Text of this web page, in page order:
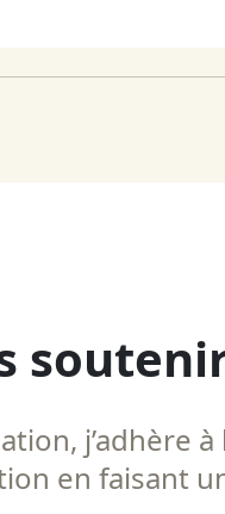
j’adhère à
en faisant